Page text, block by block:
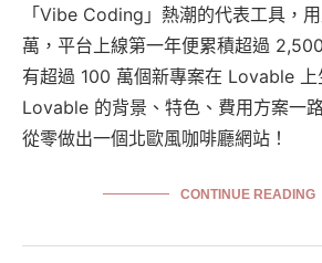
「Vibe Coding」熱潮的代表工具，
萬，平台上線第一年便累積超過
有超過 100 萬個新專案在 Lovable
Lovable 的背景、特色、費用方案一
從零做出一個北歐風咖啡廳網站！
CONTINUE READING